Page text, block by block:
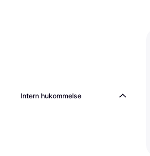
Intern hukommelse